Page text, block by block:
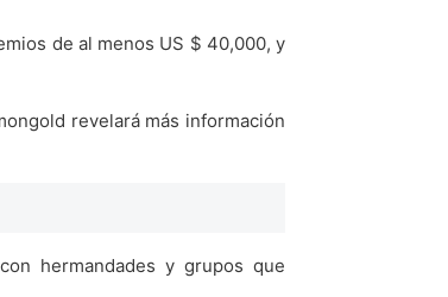
de al menos US $ 40,000, y
revelará más información
hermandades y grupos que